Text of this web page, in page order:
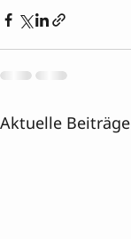
Aktuelle Beiträge